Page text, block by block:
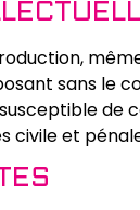
sans le
de
civile et